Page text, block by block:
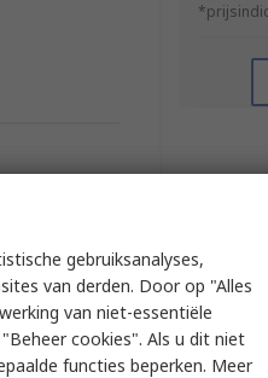
gebruiksanalyses,
van derden. Door op "Alles
van niet-essentiële
cookies". Als u dit niet
functies beperken. Meer